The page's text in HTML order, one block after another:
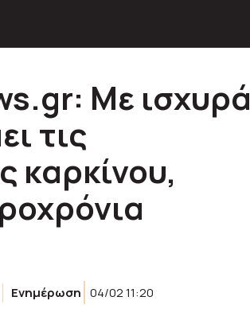
Με ισχυρά
τις
καρκίνου,
Ενημέρωση 04/02 11:20